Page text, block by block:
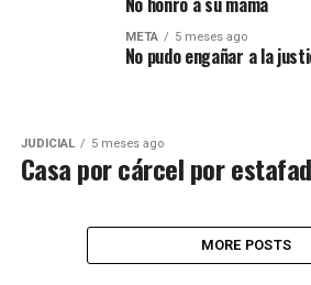
META 5 meses ago
No pudo engañar a la
JUDICIAL 5 meses ago
Casa por cárcel por
MORE POSTS